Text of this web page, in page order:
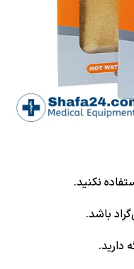
نکنید.
دارید.